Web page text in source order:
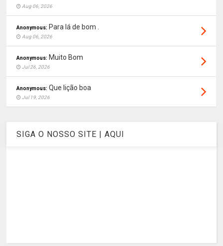
Aug 06, 2026
Anonymous: Para lá de bom .
Aug 06, 2026
Anonymous: Muito Bom
Jul 26, 2026
Anonymous: Que lição boa
Jul 19, 2026
SIGA O NOSSO SITE | AQUI